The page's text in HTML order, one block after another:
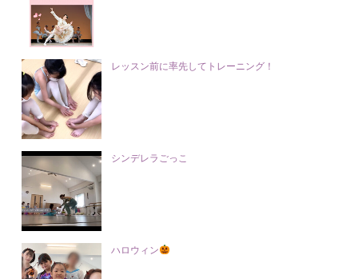
レッスン前に率先してトレーニング！
シンデレラごっこ
ハロウィン